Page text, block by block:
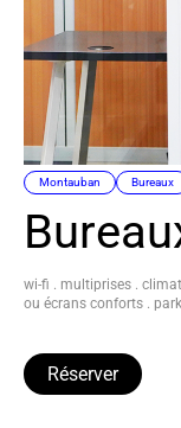
Montauban Bureaux
wi-fi . multiprises .
ou écrans conforts .
Réserver